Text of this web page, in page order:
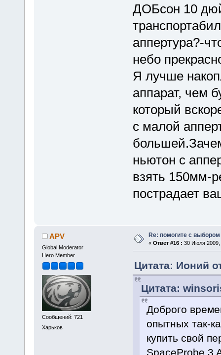
ДОБсон 10
аппертура?-
небо
Я лучше
аппарат, чем
который
с малой
ньютон с
взять 150мм-
пострадает
APV
Global Moderator
Hero Member
Сообщений: 721
Харьков
Re: помогите с выбором
« Ответ #16 : 30 Июля 2009,
Цитата: Ионий
Цитата:
Доброго
опытных так-
купить свой
SpaceProbe 3